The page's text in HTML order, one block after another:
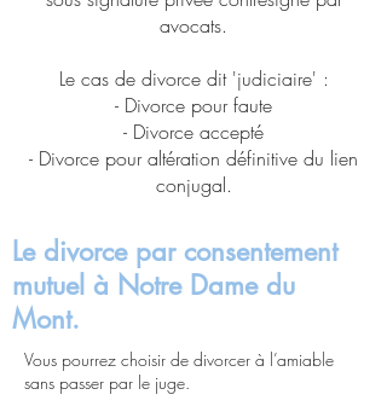
avocats.
Le cas de divorce dit 'judiciaire' :
- Divorce pour faute
- Divorce accepté
- Divorce pour altération définitive du lien
conjugal.
Le divorce par consentement
mutuel à Notre Dame du
Mont.
Vous pourrez choisir de divorcer à l’amiable
sans passer par le juge.